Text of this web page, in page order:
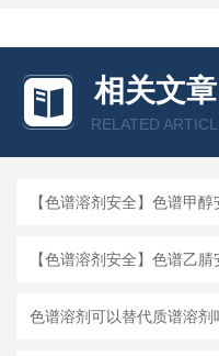
相关文章
RELATED
色谱溶剂可以替代质谱溶剂